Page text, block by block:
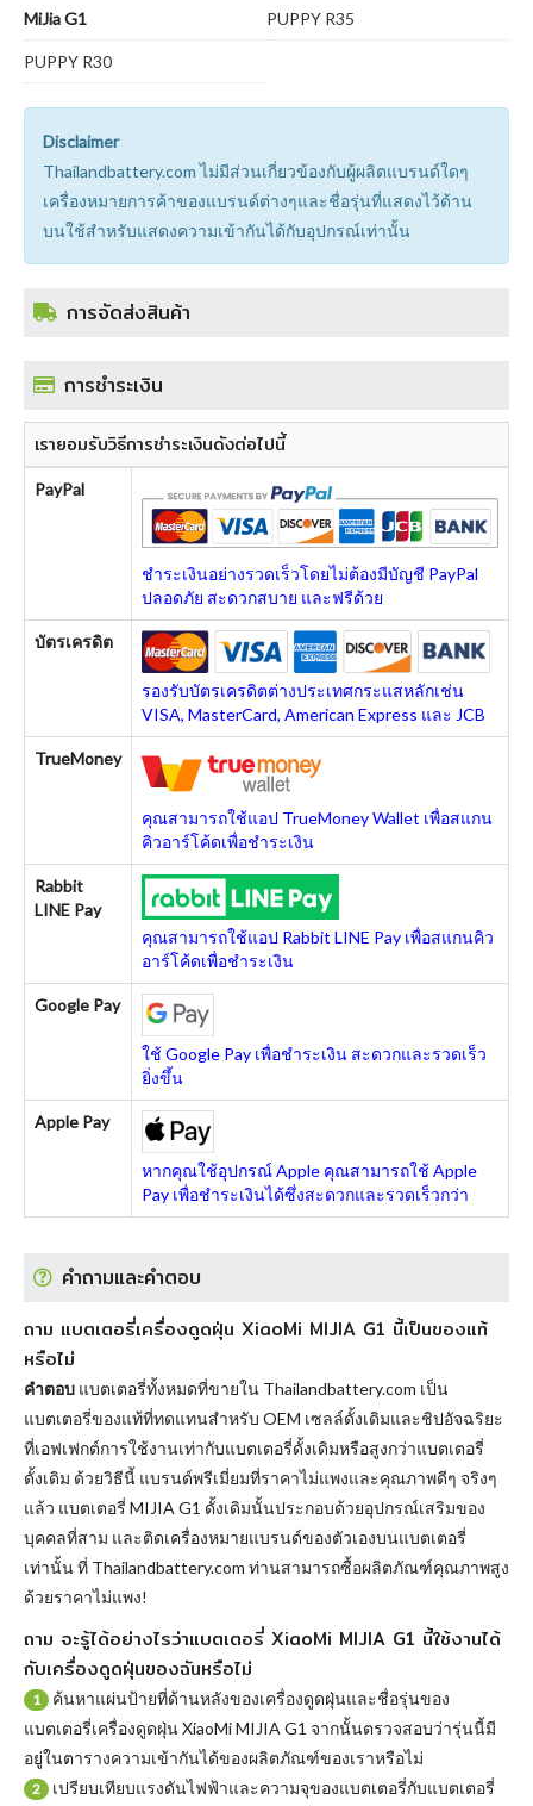
MiJia G1 PUPPY R35
PUPPY R30
Disclaimer
Thailandbattery.com ไม่มีส่วนเกี่ยวข้องกับผู้ผลิตแบรนด์ใดๆ
เครื่องหมายการค้าของแบรนด์ต่างๆและชื่อรุ่นที่แสดงไว้ด้าน
บนใช้สำหรับแสดงความเข้ากันได้กับอุปกรณ์เท่านั้น
การจัดส่งสินค้า
การชำระเงิน
เรายอมรับวิธีการชำระเงินดังต่อไปนี้
PayPal
ชำระเงินอย่างรวดเร็วโดยไม่ต้องมีบัญชี PayPal
ปลอดภัย สะดวกสบาย และฟรีด้วย
บัตรเครดิต
รองรับบัตรเครดิตต่างประเทศกระแสหลักเช่น
VISA, MasterCard, American Express และ JCB
TrueMoney
คุณสามารถใช้แอป TrueMoney Wallet เพื่อสแกน
คิวอาร์โค้ดเพื่อชำระเงิน
Rabbit
LINE Pay
คุณสามารถใช้แอป Rabbit LINE Pay เพื่อสแกนคิว
อาร์โค้ดเพื่อชำระเงิน
Google Pay
ใช้ Google Pay เพื่อชำระเงิน สะดวกและรวดเร็ว
ยิ่งขึ้น
Apple Pay
หากคุณใช้อุปกรณ์ Apple คุณสามารถใช้ Apple
Pay เพื่อชำระเงินได้ซึ่งสะดวกและรวดเร็วกว่า
คำถามและคำตอบ
ถาม แบตเตอรี่เครื่องดูดฝุ่น XiaoMi MIJIA G1 นี้เป็นของแท้
หรือไม่
คำตอบ แบตเตอรี่ทั้งหมดที่ขายใน Thailandbattery.com เป็น
แบตเตอรี่ของแท้ที่ทดแทนสำหรับ OEM เซลล์ดั้งเดิมและชิปอัจฉริยะ
ที่เอฟเฟกต์การใช้งานเท่ากับแบตเตอรี่ดั้งเดิมหรือสูงกว่าแบตเตอรี่
ดั้งเดิม ด้วยวิธีนี้ แบรนด์พรีเมี่ยมที่ราคาไม่แพงและคุณภาพดีๆ จริงๆ
แล้ว แบตเตอรี่ MIJIA G1 ดั้งเดิมนั้นประกอบด้วยอุปกรณ์เสริมของ
บุคคลที่สาม และติดเครื่องหมายแบรนด์ของตัวเองบนแบตเตอรี่
เท่านั้น ที่ Thailandbattery.com ท่านสามารถซื้อผลิตภัณฑ์คุณภาพสูง
ด้วยราคาไม่แพง!
ถาม จะรู้ได้อย่างไรว่าแบตเตอรี่ XiaoMi MIJIA G1 นี้ใช้งานได้
กับเครื่องดูดฝุ่นของฉันหรือไม่
1
ค้นหาแผ่นป้ายที่ด้านหลังของเครื่องดูดฝุ่นและชื่อรุ่นของ
แบตเตอรี่เครื่องดูดฝุ่น XiaoMi MIJIA G1 จากนั้นตรวจสอบว่ารุ่นนี้มี
อยู่ในตารางความเข้ากันได้ของผลิตภัณฑ์ของเราหรือไม่
2 เปรียบเทียบแรงดันไฟฟ้าและความจุของแบตเตอรี่กับแบตเตอรี่